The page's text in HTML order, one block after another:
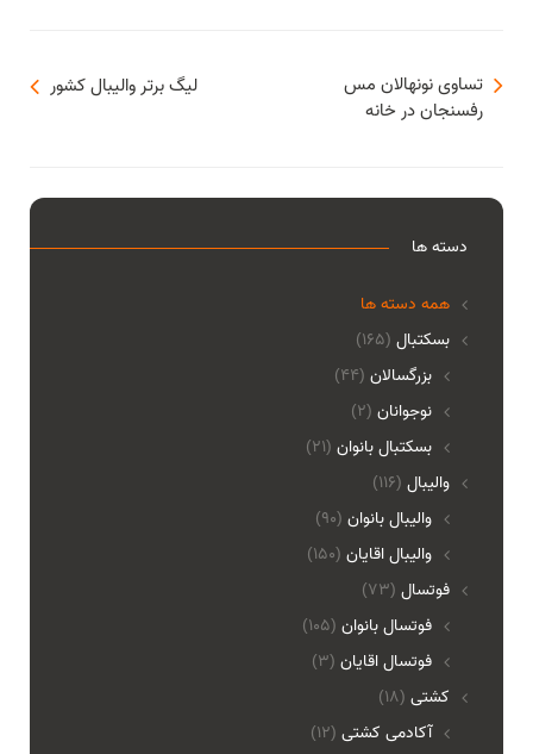
لیگ برتر والیبال کشور
تساوی نونهالان مس
رفسنجان در خانه
دسته ها
همه دسته ها
(165) بسکتبال
بزرگسالان (44)
نوجوانان (2)
بسکتبال بانوان (21)
(116) والیبال
واليبال بانوان (90)
واليبال اقايان (150)
(73) فوتسال
فوتسال بانوان (105)
فوتسال اقايان (3)
(18) کشتی
آکادمی کشتی (12)